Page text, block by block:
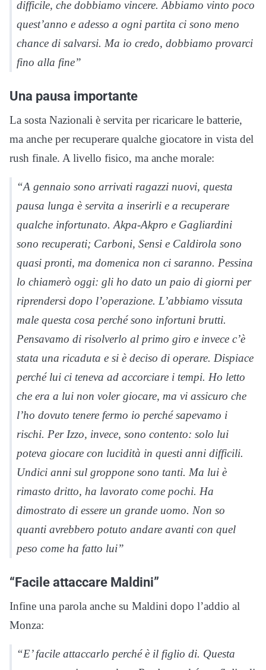
difficile, che dobbiamo vincere. Abbiamo vinto poco
quest’anno e adesso a ogni partita ci sono meno
chance di salvarsi. Ma io credo, dobbiamo provarci
fino alla fine”
Una pausa importante
La sosta Nazionali è servita per ricaricare le batterie,
ma anche per recuperare qualche giocatore in vista del
rush finale. A livello fisico, ma anche morale:
“A gennaio sono arrivati ragazzi nuovi, questa
pausa lunga è servita a inserirli e a recuperare
qualche infortunato. Akpa-Akpro e Gagliardini
sono recuperati; Carboni, Sensi e Caldirola sono
quasi pronti, ma domenica non ci saranno. Pessina
lo chiamerò oggi: gli ho dato un paio di giorni per
riprendersi dopo l’operazione. L’abbiamo vissuta
male questa cosa perché sono infortuni brutti.
Pensavamo di risolverlo al primo giro e invece c’è
stata una ricaduta e si è deciso di operare. Dispiace
perché lui ci teneva ad accorciare i tempi. Ho letto
che era a lui non voler giocare, ma vi assicuro che
l’ho dovuto tenere fermo io perché sapevamo i
rischi. Per Izzo, invece, sono contento: solo lui
poteva giocare con lucidità in questi anni difficili.
Undici anni sul groppone sono tanti. Ma lui è
rimasto dritto, ha lavorato come pochi. Ha
dimostrato di essere un grande uomo. Non so
quanti avrebbero potuto andare avanti con quel
peso come ha fatto lui”
“Facile attaccare Maldini”
Infine una parola anche su Maldini dopo l’addio al
Monza:
“E’ facile attaccarlo perché è il figlio di. Questa